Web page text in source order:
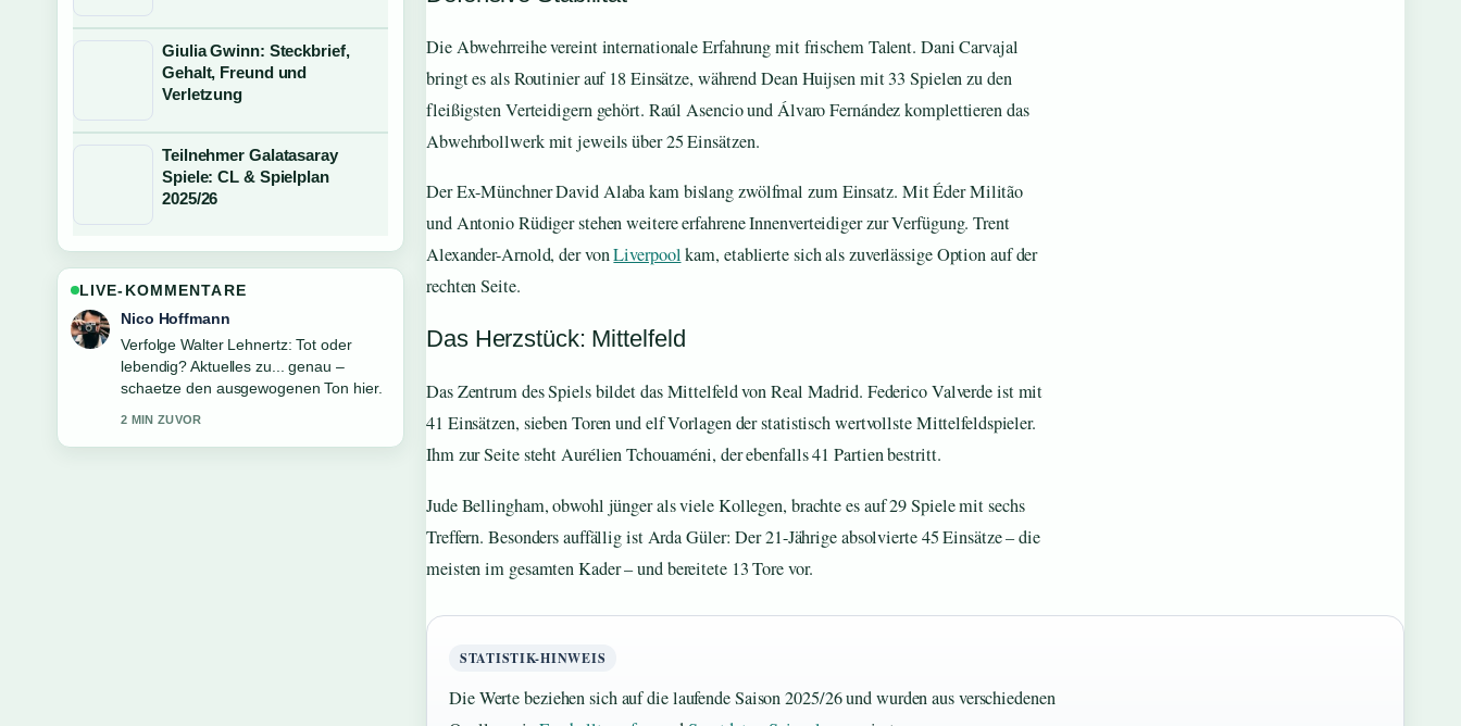
Die Abwehrreihe vereint internationale Erfahrung mit frischem Talent. Dani Carvajal
bringt es als Routinier auf 18 Einsätze, während Dean Huijsen mit 33 Spielen zu den
fleißigsten Verteidigern gehört. Raúl Asencio und Álvaro Fernández komplettieren das
Abwehrbollwerk mit jeweils über 25 Einsätzen.
Der Ex-Münchner David Alaba kam bislang zwölfmal zum Einsatz. Mit Éder Militão
und Antonio Rüdiger stehen weitere erfahrene Innenverteidiger zur Verfügung. Trent
Alexander-Arnold, der vonLiverpoolkam, etablierte sich als zuverlässige Option auf der
rechten Seite.
Das Herzstück: Mittelfeld
Das Zentrum des Spiels bildet das Mittelfeld von Real Madrid. Federico Valverde ist mit
41 Einsätzen, sieben Toren und elf Vorlagen der statistisch wertvollste Mittelfeldspieler.
Ihm zur Seite steht Aurélien Tchouaméni, der ebenfalls 41 Partien bestritt.
Jude Bellingham, obwohl jünger als viele Kollegen, brachte es auf 29 Spiele mit sechs
Treffern. Besonders auffällig ist Arda Güler: Der 21-Jährige absolvierte 45 Einsätze – die
meisten im gesamten Kader – und bereitete 13 Tore vor.
STATISTIK-HINWEIS
Die Werte beziehen sich auf die laufende Saison 2025/26 und wurden aus verschiedenen
Giulia Gwinn: Steckbrief,
Gehalt, Freund und
Verletzung
Teilnehmer Galatasaray
Spiele: CL & Spielplan
2025/26
LIVE-KOMMENTARE
Hannah Weber
Hilfreicher Kontext zu Novo Nordisk
Aktie stürzt ab: CagriSema-Studie
&#038;.... Bitte haltet diesen Liveticker